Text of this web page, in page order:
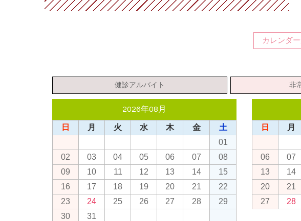
カレンダ
健診アルバイト 非
2026年08月
日 月 火 水 木 金
土
01
02
03 04 05 06 07
08
09
10 11 12 13 14
15
16
17 18 19 20 21
22
23
24 25 26 27 28
29
30
31
日 月
06
07
13
14
20
21
27
28